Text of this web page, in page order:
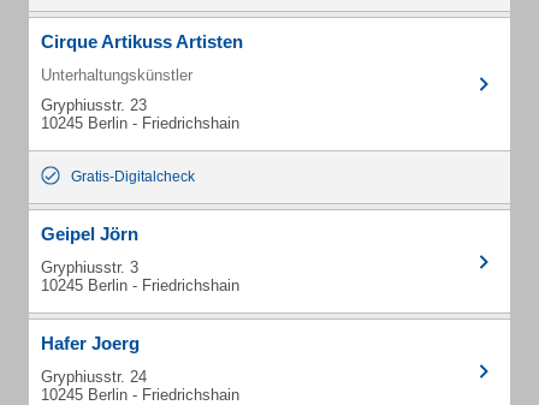
Cirque Artikuss Artisten
Unterhaltungskünstler
Gryphiusstr. 23
10245 Berlin - Friedrichshain
Gratis-Digitalcheck
Geipel Jörn
Gryphiusstr. 3
10245 Berlin - Friedrichshain
Hafer Joerg
Gryphiusstr. 24
10245 Berlin - Friedrichshain